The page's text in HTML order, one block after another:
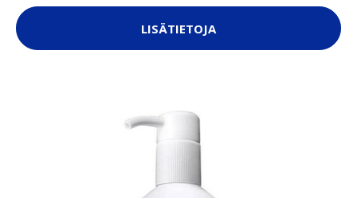
LISÄTIETOJA